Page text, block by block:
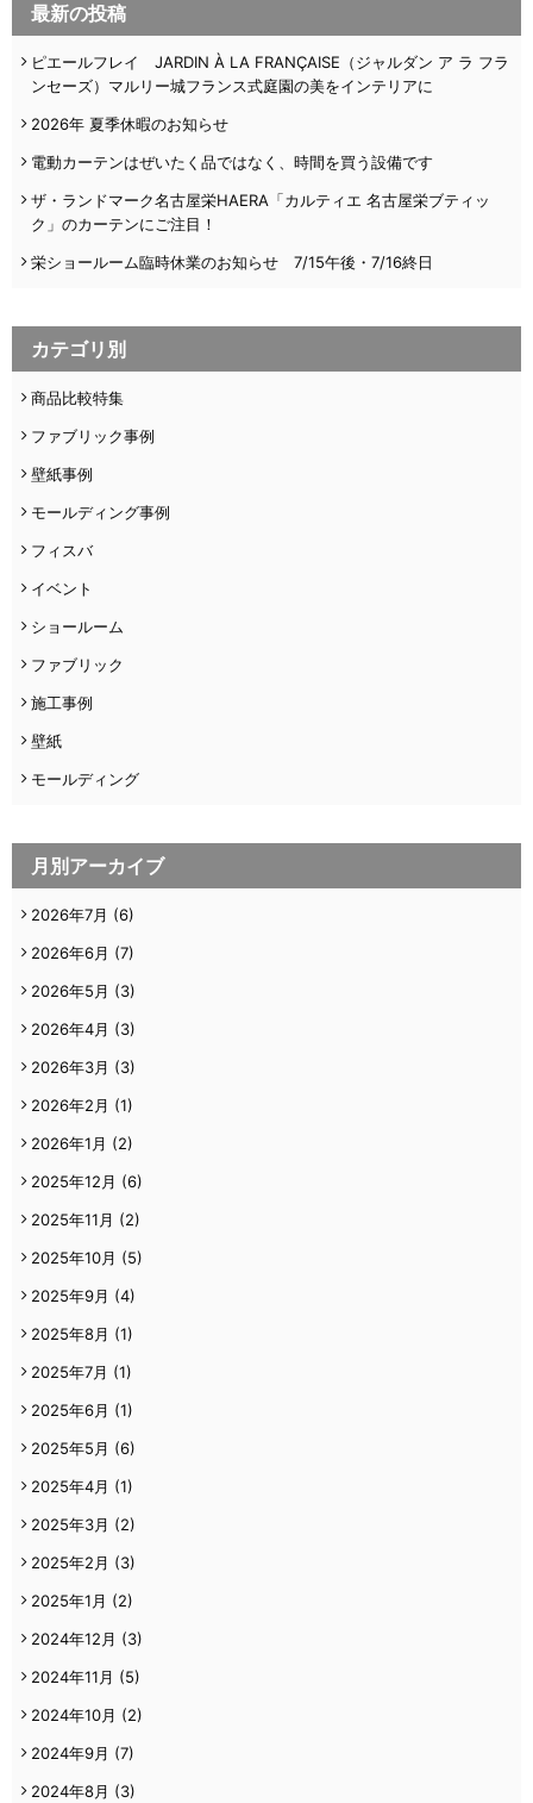
最新の投稿
ピエールフレイ JARDIN À LA FRANÇAISE（ジャルダン ア ラ フラ
ンセーズ）マルリー城フランス式庭園の美をインテリアに
2026年 夏季休暇のお知らせ
電動カーテンはぜいたく品ではなく、時間を買う設備です
ザ・ランドマーク名古屋栄HAERA「カルティエ 名古屋栄ブティッ
ク」のカーテンにご注目！
栄ショールーム臨時休業のお知らせ 7/15午後・7/16終日
カテゴリ別
商品比較特集
ファブリック事例
壁紙事例
モールディング事例
フィスバ
イベント
ショールーム
ファブリック
施工事例
壁紙
モールディング
月別アーカイブ
2026年7月 (6)
2026年6月 (7)
2026年5月 (3)
2026年4月 (3)
2026年3月 (3)
2026年2月 (1)
2026年1月 (2)
2025年12月 (6)
2025年11月 (2)
2025年10月 (5)
2025年9月 (4)
2025年8月 (1)
2025年7月 (1)
2025年6月 (1)
2025年5月 (6)
2025年4月 (1)
2025年3月 (2)
2025年2月 (3)
2025年1月 (2)
2024年12月 (3)
2024年11月 (5)
2024年10月 (2)
2024年9月 (7)
2024年8月 (3)